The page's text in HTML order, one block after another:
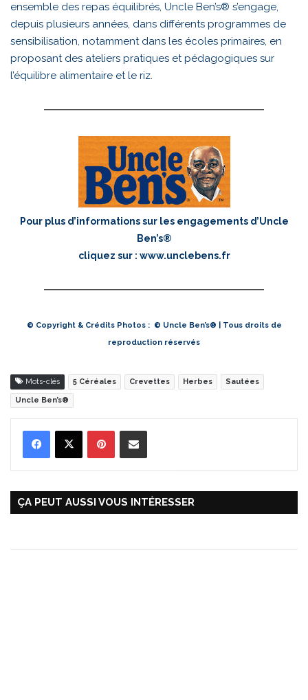
ensemble des repas équilibrés, Uncle Ben’s® s’engage,
depuis plusieurs années, dans différents programmes de
sensibilisation, notamment dans les écoles primaires, en
proposant des ateliers pratiques et pédagogiques sur
l’équilibre alimentaire et le riz.
Pour plus d’informations sur les engagements d’Uncle
Ben’s®
cliquez sur : www.unclebens.fr
© Copyright & Crédits Photos : © Uncle Ben’s® | Tous droits de
reproduction réservés
Mots-clés 5 Céréales Crevettes Herbes Sautées
Uncle Ben’s®
ÇA PEUT AUSSI VOUS INTÉRESSER